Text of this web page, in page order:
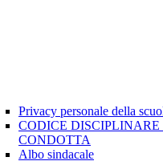
Privacy personale della
CODICE
CONDOTTA
Albo sindacale